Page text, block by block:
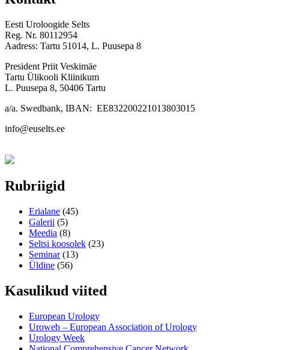
Eesti Uroloogide Selts
Reg. Nr. 80112954
Aadress: Tartu 51014, L. Puusepa 8
President Priit Veskimäe
Tartu Ülikooli Kliinikum
L. Puusepa 8, 50406 Tartu
a/a. Swedbank, IBAN: EE832200221013803015
info@euselts.ee
Rubriigid
Erialane (45)
Galerii (5)
Meedia (8)
Seltsi koosolek (23)
Seminar(13)
Üldine (56)
Kasulikud viited
European Urology
Uroweb – European Association of Urology
Urology Week